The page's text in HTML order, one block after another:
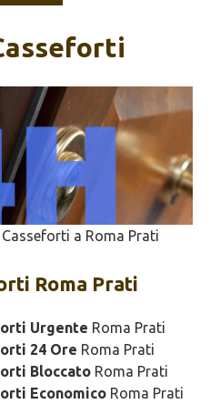
a Roma Prati
Roma Prati
Urgente Roma Prati
24 Ore Roma Prati
Bloccato Roma Prati
Economico Roma Prati